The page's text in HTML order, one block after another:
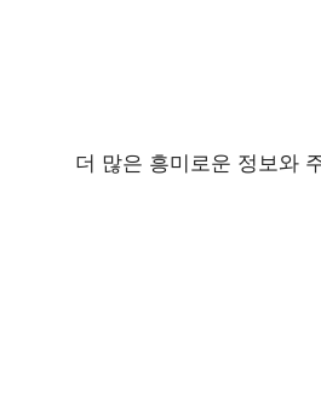
더 많은 흥미로운 정보와